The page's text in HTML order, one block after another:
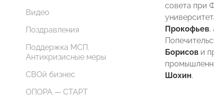
Видео
Поздравления
Поддержка МСП.
Антикризисные меры
СВОй бизнес
ОПОРА — СТАРТ
совета при
Прокофьев,
Борисов и
Шохин.